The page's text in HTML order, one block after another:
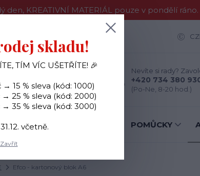
den, KREATIVNÍ MATERIÁL pouze v pondělí ráno.
Nevíte si rady?
+420 734 380
(Po-Ne, 8-20 hod.)
RAZÍTKA POMŮCKY
Efco - kartonový blok A6
skladu!
TÍM VÍC UŠETŘÍTE! 🎉
15 % sleva (kód: 1000)
25 % sleva (kód: 2000)
35 % sleva (kód: 3000)
včetně.
Zavřít